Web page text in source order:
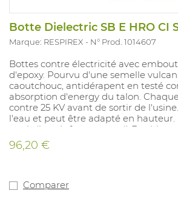
Botte Dielectric SB E HRO CI
Marque: RESPIREX N° Prod. 1014607
Bottes contre électricité avec
d'epoxy. Pourvu d'une semelle
caoutchouc, antidérapent en testé
absorption d'energy du talon.
contre 25 KV avant de sortir de
l'eau et peut être adapté en hauteur.
par le 'hands free removal'. Doublure
première lavable. Pointures: 35(uk3)/
96,20 €
Comparer